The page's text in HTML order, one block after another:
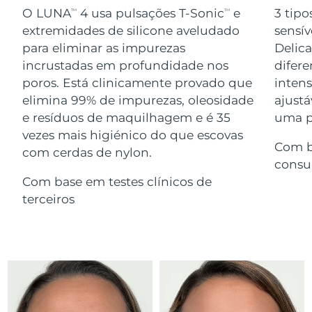
O LUNATM 4 usa pulsações T-SonicTM
e
extremidades de silicone aveludado
para eliminar as impurezas
incrustadas em profundidade nos
poros. Está clinicamente provado que
elimina 99% de impurezas, oleosidade
e resíduos de maquilhagem e é 35
vezes mais higiénico do que escovas
com cerdas de nylon.
Com base em testes clínicos de
terceiros
3
uma
Com
Advanced pore care essentials
For healthy hair
issa™ Teeth Whitening Gel
18% PAP
Cosméticos Homens
Comprar todos
FOREO APP
Israel Entrega prevista 8/14/26
Itália Entrega prevista 8/10/26
Japão Entrega prevista 8/13/26
Jersey
8/12/26
Kuwait
Líbano Entrega prevista
Lituânia Entrega prevista 8/10/26